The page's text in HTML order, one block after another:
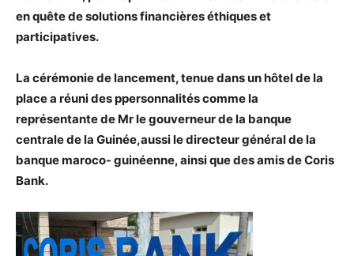
en quête de solutions financières éthiques et
participatives.
La cérémonie de lancement, tenue dans un hôtel de la
place a réuni des ppersonnalités comme la
représentante de Mr le gouverneur de la banque
centrale de la Guinée,aussi le directeur général de la
banque maroco- guinéenne, ainsi que des amis de Coris
Bank.